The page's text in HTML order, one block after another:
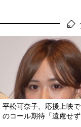
平松可奈子、応援上映
のコール期待「遠慮せ